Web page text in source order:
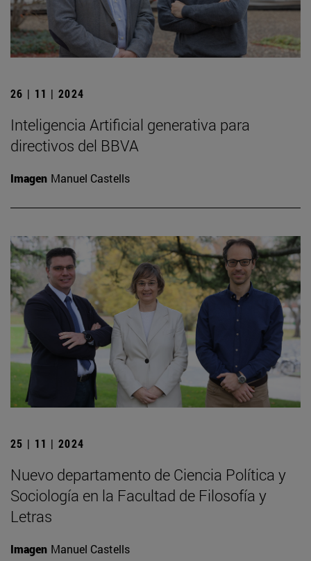
26 | 11 | 2024
Inteligencia Artificial generativa para
directivos del BBVA
Imagen Manuel Castells
25 | 11 | 2024
Nuevo departamento de Ciencia Política y
Sociología en la Facultad de Filosofía y
Letras
Imagen Manuel Castells